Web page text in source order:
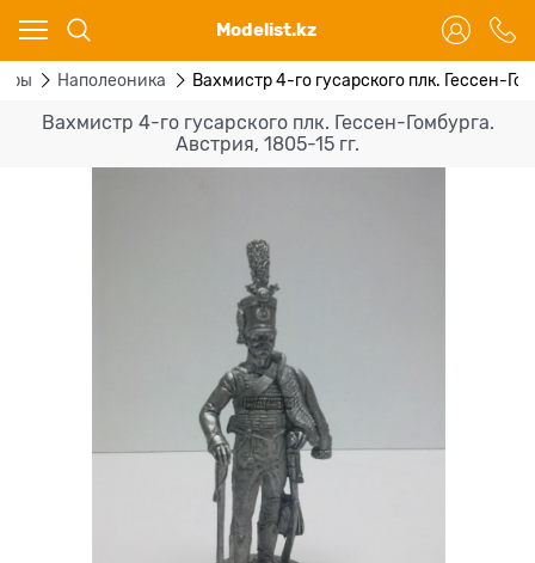
Modelist.kz
Наполеоника Вахмистр 4-го гусарского плк. Гессен-
Вахмистр 4-го гусарского плк. Гессен-Гомбурга.
Австрия, 1805-15 гг.
Ваш город - Караганда,
угадали?
ДА НЕТ